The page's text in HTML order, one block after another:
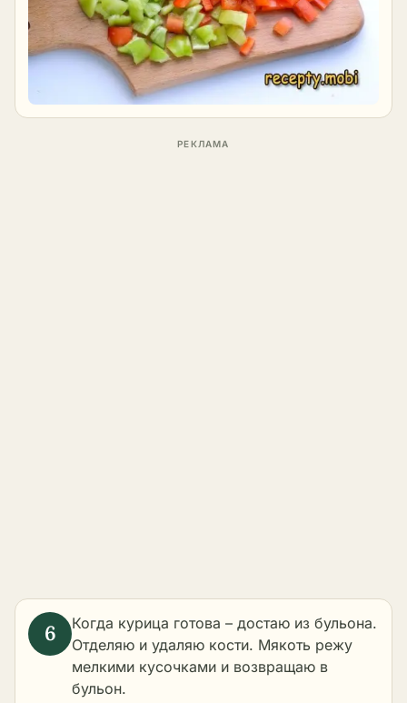
Когда курица готова – достаю из бульона.
Отделяю и удаляю кости. Мякоть режу
мелкими кусочками и возвращаю в
бульон.